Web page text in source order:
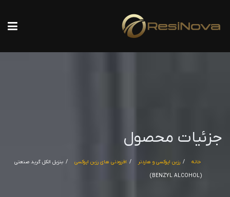
جزئیات محصول
خانه رزین اپوکسی و هاردنر افزودنی های رزین اپوکسی بنزیل الکل گرید صنعتی
(BENZYL ALCOHOL)